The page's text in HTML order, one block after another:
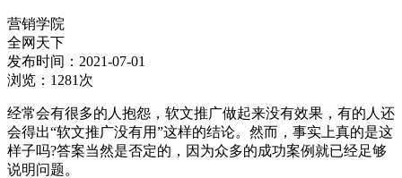
营销学院
全网天下
发布时间：2021-07-01
浏览：1281次
经常会有很多的人抱怨，软文推广做起来没有效果，有的人还
会得出“软文推广没有用”这样的结论。然而，事实上真的是这
样子吗?答案当然是否定的，因为众多的成功案例就已经足够
说明问题。